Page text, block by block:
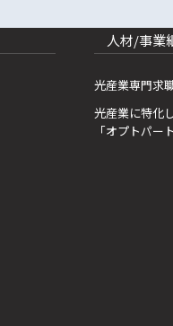
人材/事業
光産業専門求
光産業に特化
「オプトパー